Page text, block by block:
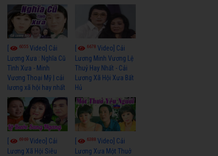
6055 Video] Cải
Lương Xưa : Nghĩa Cũ
Tình Xưa - Minh
Vương Thoại Mỹ | cải
lương xã hội hay nhất
6678Video] Cải
Lương Minh Vương Lệ
Thuỷ Hay Nhất - Cải
Lương Xã Hội Xưa Bất
Hủ
6969 Video] Cải
Lương Xã Hội Siêu
6388Video] Cải
Lương Xưa Một Thuở